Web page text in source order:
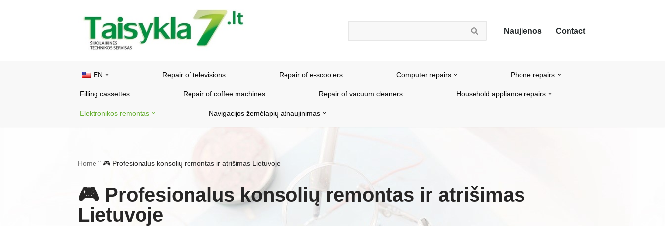
Naujienos Contact
EN Repair of televisions Repair of e-scooters Computer repairs Phone repairs
Filling cassettes Repair of coffee machines Repair of vacuum cleaners Household appliance repairs
Elektronikos remontas Navigacijos žemėlapių atnaujinimas
Home " 🎮 Profesionalus konsolių remontas ir atrišimas Lietuvoje
🎮 Profesionalus konsolių remontas ir atrišimas
Lietuvoje